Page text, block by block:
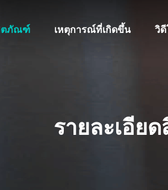
ตภัณฑ์ เหตุการณ์ที่เกิดขึ้น วิดี
รายละเอีย